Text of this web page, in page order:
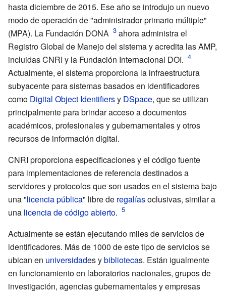
hasta diciembre de 2015. Ese año se introdujo un nuevo
modo de operación de "administrador primario múltiple"
(MPA). La Fundación DONA
ahora administra el
Registro Global de Manejo del sistema y acredita las AMP,
incluidas CNRI y la Fundación Internacional DOI.
Actualmente, el sistema proporciona la infraestructura
subyacente para sistemas basados en identificadores
como Digital Object Identifiersy DSpace, que se utilizan
principalmente para brindar acceso a documentos
académicos, profesionales y gubernamentales y otros
recursos de información digital.
CNRI proporciona especificaciones y el código fuente
para implementaciones de referencia destinados a
servidores y protocolos que son usados en el sistema bajo
una "licencia pública" libre de regalíasoclusivas, similar a
una licencia de código abierto.
Actualmente se están ejecutando miles de servicios de
identificadores. Más de 1000 de este tipo de servicios se
ubican en universidades ybibliotecas. Están igualmente
en funcionamiento en laboratorios nacionales, grupos de
investigación, agencias gubernamentales y empresas